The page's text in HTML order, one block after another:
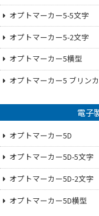
オプトマーカー5-5文字
オプトマーカー5-2文字
オプトマーカー5横型
オプトマーカー5 ブリンカ
電子
オプトマーカー5D
オプトマーカー5D-5文字
オプトマーカー5D-2文字
オプトマーカー5D横型